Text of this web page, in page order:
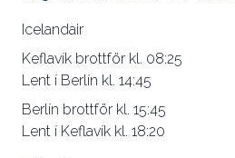
Icelandair
Keflavík brottför kl. 08:25
Lent í Berlín kl. 14:45
Berlín brottför kl. 15:45
Lent í Keflavík kl. 18:20